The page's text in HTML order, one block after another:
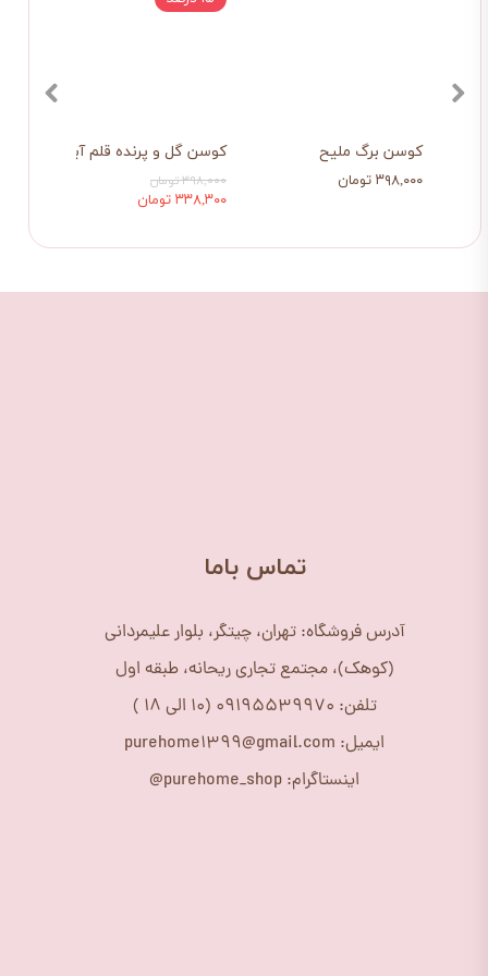
کوسن گل و پرنده قلم آبی
۳۹۸,۰۰۰ تومان
۳۳۸,۳۰۰ تومان
کوسن برگ ملیح
۳۹۸,۰۰۰ تومان
​تماس باما
آدرس فروشگاه: تهران، چیتگر، بلوار علیمردانی
(کوهک)، مجتمع تجاری ریحانه، طبقه اول
تلفن: 09195539970 (10 الی 18 )
ایمیل: purehome1399@gmail.com
اینستاگرام: purehome_shop@